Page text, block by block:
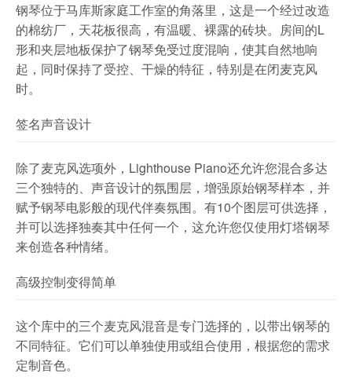
钢琴位于马库斯家庭工作室的角落里，这是一个经过改造
的棉纺厂，天花板很高，有温暖、裸露的砖块。房间的L
形和夹层地板保护了钢琴免受过度混响，使其自然地响
起，同时保持了受控、干燥的特征，特别是在闭麦克风
时。
签名声音设计
除了麦克风选项外，Lighthouse Piano还允许您混合多达
三个独特的、声音设计的氛围层，增强原始钢琴样本，并
赋予钢琴电影般的现代伴奏氛围。有10个图层可供选择，
并可以选择独奏其中任何一个，这允许您仅使用灯塔钢琴
来创造各种情绪。
高级控制变得简单
这个库中的三个麦克风混音是专门选择的，以带出钢琴的
不同特征。它们可以单独使用或组合使用，根据您的需求
定制音色。